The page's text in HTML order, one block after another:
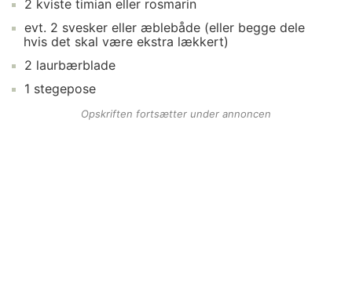
2 kviste timian eller rosmarin
evt. 2 svesker eller æblebåde (eller begge dele
hvis det skal være ekstra lækkert)
2 laurbærblade
1 stegepose
Opskriften fortsætter under annoncen